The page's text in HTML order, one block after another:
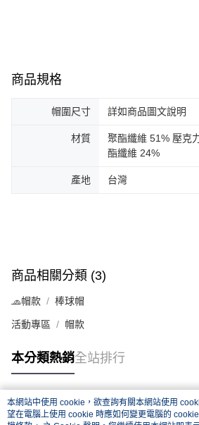
商品規格
帽圍尺寸 詳如商品圖文說明
材質
聚酯纖維 51% 壓克
酯纖維 24%
產地 台灣
商品相關分類 (3)
🧢帽款 棒球帽
活動專區 帽款
本分類熱銷全站排行
熱門標籤
本網站中使用 cookie，欲查詢有關本網站使用
望在電腦上使用 cookie 時應如何變更電腦的